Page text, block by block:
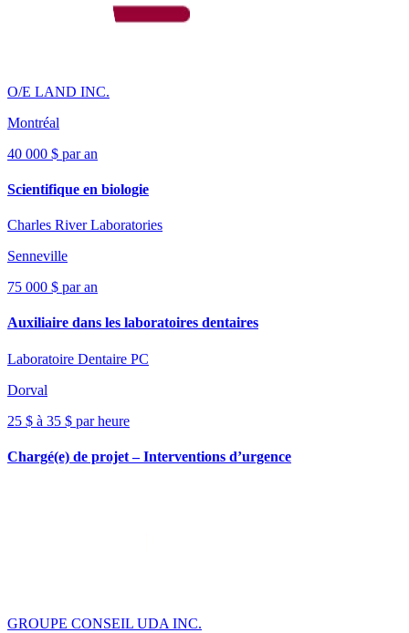
O/E LAND INC.
Montréal
40 000 $ par an
Scientifique en biologie
Charles River Laboratories
Senneville
75 000 $ par an
Auxiliaire dans les laboratoires dentaires
Laboratoire Dentaire PC
Dorval
25 $ à 35 $ par heure
Chargé(e) de projet – Interventions d’urgence
GROUPE CONSEIL UDA INC.